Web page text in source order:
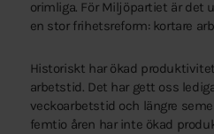
orimliga. För Miljöpartiet är det
en stor frihetsreform: kortare
Historiskt har ökad
arbetstid. Det har gett oss
veckoarbetstid och längre
femtio åren har inte ökad